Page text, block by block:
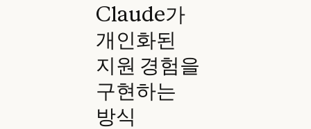
Claude가
개인화된
지원 경험을
구현하는
방식